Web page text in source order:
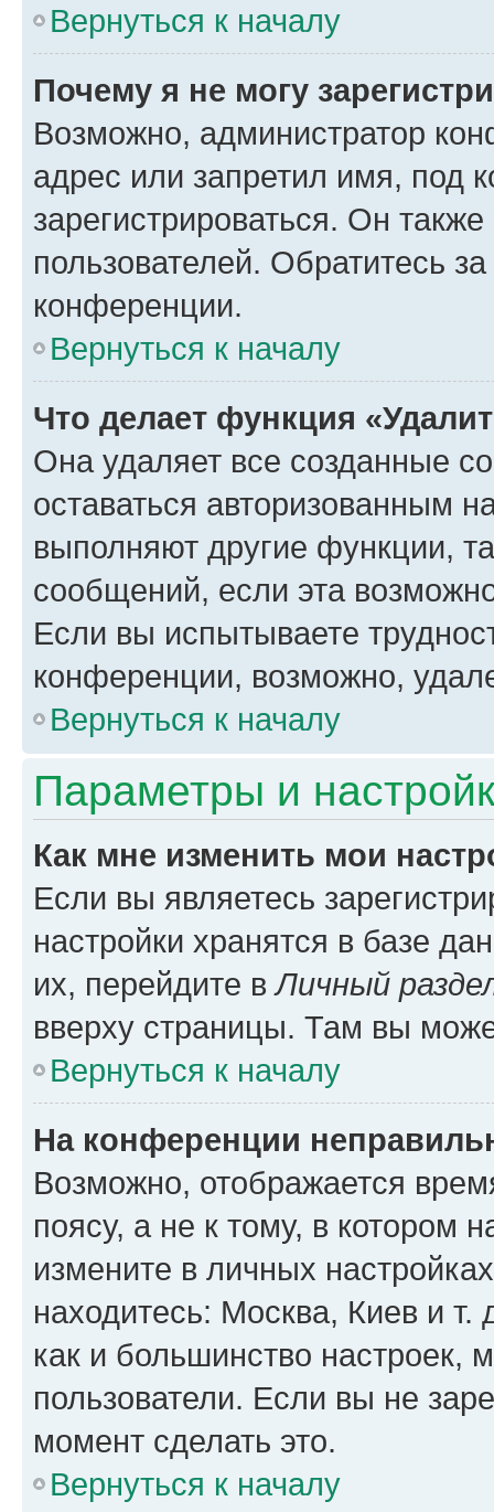
Вернуться к началу
Почему я не могу
Возможно, администратор
адрес или запретил имя, под
зарегистрироваться. Он
пользователей. Обратитесь
конференции.
Вернуться к началу
Что делает функция
Она удаляет все созданные
оставаться авторизованным
выполняют другие функции,
сообщений, если эта
Если вы испытываете
конференции, возможно,
Вернуться к началу
Параметры и
Как мне изменить мои
Если вы являетесь
настройки хранятся в базе
их, перейдите вЛичный
вверху страницы. Там вы
Вернуться к началу
На конференции
Возможно, отображается
поясу, а не к тому, в котором
измените в личных
находитесь: Москва, Киев и т.
как и большинство настроек,
пользователи. Если вы не
момент сделать это.
Вернуться к началу